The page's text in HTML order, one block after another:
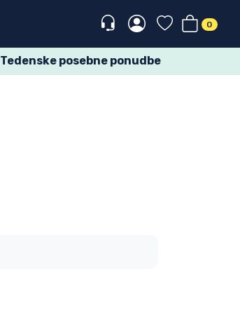
0
Tedenske posebne ponudbe